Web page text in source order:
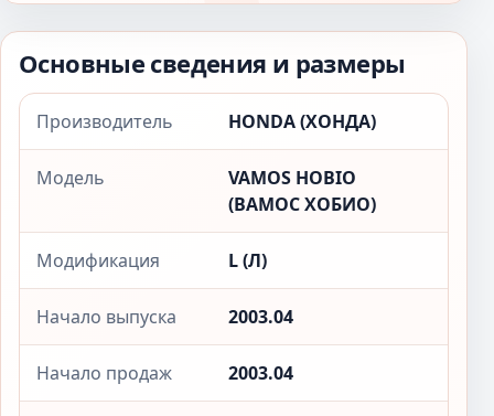
Основные сведения и размеры
Производитель HONDA (ХОНДА)
Модель
VAMOS HOBIO
(ВАМОС ХОБИО)
Модификация L (Л)
Начало выпуска 2003.04
Начало продаж 2003.04